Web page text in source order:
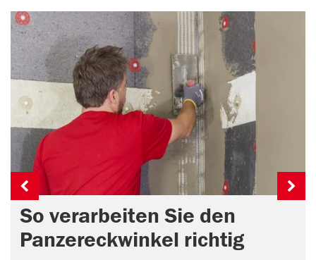
So verarbeiten Sie den
Panzereckwinkel richtig